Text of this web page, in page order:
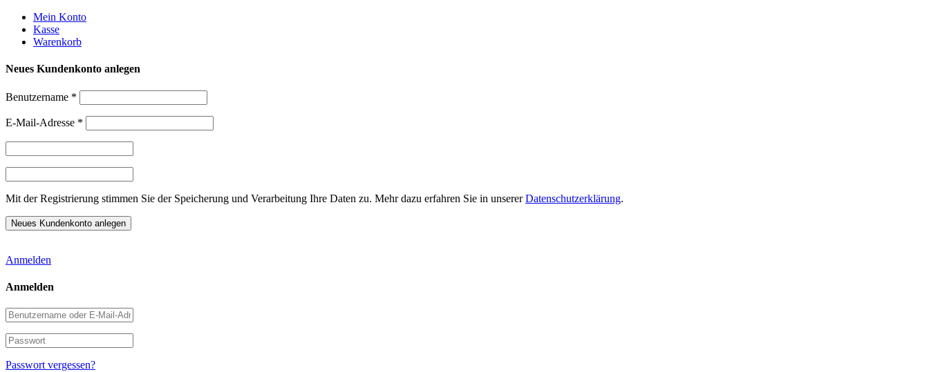
Weiter
zum
Inhalt
Mein Konto
Kasse
Warenkorb
Neues Kundenkonto anlegen
Benutzername *
E-Mail-Adresse *
Mit der Registrierung stimmen Sie der Speicherung und Verarbeitung Ihre Daten zu. Mehr dazu erfahren Sie in unsererDatenschutzerklärung.
Anmelden
Anmelden
Benutzername
oder
E-
Mail-
Adresse
Passwort
Passwort vergessen?